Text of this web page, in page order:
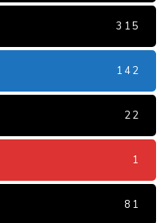
315
142
22
1
81